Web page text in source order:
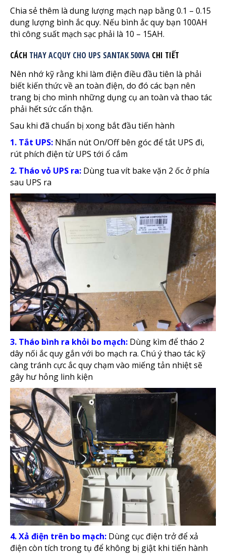
Chia sẻ thêm là dung lượng mạch nạp bằng 0.1 – 0.15
dung lượng bình ắc quy. Nếu bình ắc quy bạn 100AH
thì công suất mạch sạc phải là 10 – 15AH.
CÁCH THAY ACQUY CHO UPS SANTAK 500VA CHI TIẾT
Nên nhớ kỹ rằng khi làm điện điều đầu tiên là phải
biết kiến thức về an toàn điện, do đó các bạn nên
trang bị cho mình những dụng cụ an toàn và thao tác
phải hết sức cẩn thận.
Sau khi đã chuẩn bị xong bắt đầu tiến hành
1. Tắt UPS: Nhấn nút On/Off bên góc để tắt UPS đi,
rút phích điện từ UPS tới ổ cắm
2. Tháo vỏ UPS ra: Dùng tua vít bake vặn 2 ốc ở phía
sau UPS ra
3. Tháo bình ra khỏi bo mạch: Dùng kìm để tháo 2
dây nối ắc quy gắn với bo mạch ra. Chú ý thao tác kỹ
càng tránh cực ắc quy chạm vào miếng tản nhiệt sẽ
gây hư hỏng linh kiện
4. Xả điện trên bo mạch: Dùng cục điện trở để xả
điện còn tích trong tụ để không bị giật khi tiến hành